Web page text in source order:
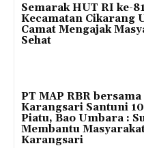
Semarak HUT RI ke-81
Kecamatan Cikarang
Camat Mengajak
Sehat
PT MAP RBR
Karangsari Santuni
Piatu, Bao Umbara :
Membantu
Karangsari